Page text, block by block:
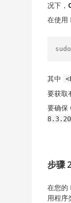
况下，
在使用
其中
要获取
要确保
步骤
在您的
用程序